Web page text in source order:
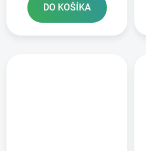
DO KOŠÍKA